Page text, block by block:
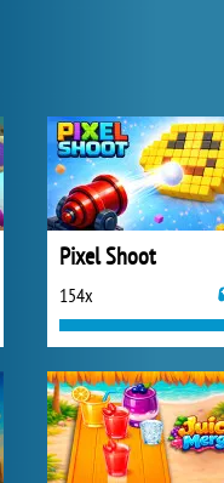
Pixel Shoot
154x